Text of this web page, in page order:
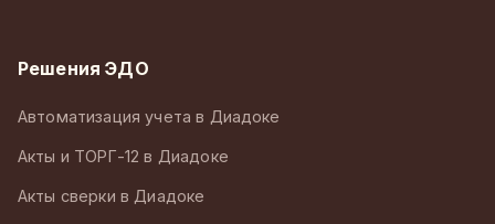
Решения ЭДО
Автоматизация учета в Диадоке
Акты и ТОРГ-12 в Диадоке
Акты сверки в Диадоке